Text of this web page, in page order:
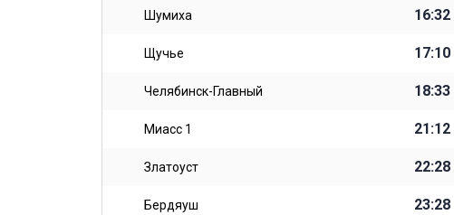
Шумиха 16:32
Щучье 17:10
Челябинск-Главный 18:33
Миасс 1 21:12
Златоуст 22:28
Бердяуш 23:28